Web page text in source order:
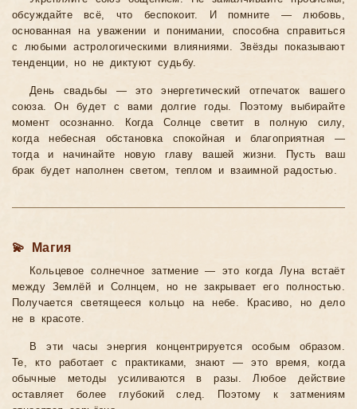
обсуждайте всё, что беспокоит. И помните — любовь,
основанная на уважении и понимании, способна справиться
с любыми астрологическими влияниями. Звёзды показывают
тенденции, но не диктуют судьбу.
День свадьбы — это энергетический отпечаток вашего
союза. Он будет с вами долгие годы. Поэтому выбирайте
момент осознанно. Когда Солнце светит в полную силу,
когда небесная обстановка спокойная и благоприятная —
тогда и начинайте новую главу вашей жизни. Пусть ваш
брак будет наполнен светом, теплом и взаимной радостью.
💫 Магия
Кольцевое солнечное затмение — это когда Луна встаёт
между Землёй и Солнцем, но не закрывает его полностью.
Получается светящееся кольцо на небе. Красиво, но дело
не в красоте.
В эти часы энергия концентрируется особым образом.
Те, кто работает с практиками, знают — это время, когда
обычные методы усиливаются в разы. Любое действие
оставляет более глубокий след. Поэтому к затмениям